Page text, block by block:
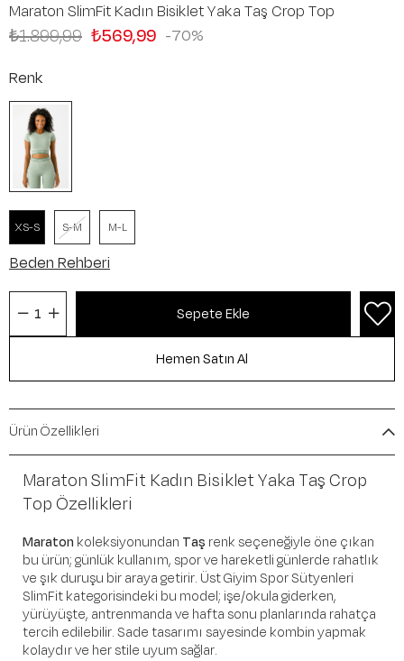
Maraton SlimFit Kadın Bisiklet Yaka Taş Crop Top
70
₺1.899,99 ₺569,99
Renk
XS-S S-M M-L
Beden Rehberi
Ürün Özellikleri
Maraton SlimFit Kadın Bisiklet Yaka Taş Crop
Top Özellikleri
Maraton koleksiyonundan Taş renk seçeneğiyle öne çıkan
bu ürün; günlük kullanım, spor ve hareketli günlerde rahatlık
ve şık duruşu bir araya getirir. Üst Giyim Spor Sütyenleri
SlimFit kategorisindeki bu model; işe/okula giderken,
yürüyüşte, antrenmanda ve hafta sonu planlarında rahatça
tercih edilebilir. Sade tasarımı sayesinde kombin yapmak
kolaydır ve her stile uyum sağlar.